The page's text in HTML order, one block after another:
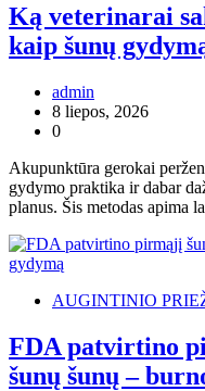
Ką veterinarai
kaip šunų
admin
8 liepos, 2026
0
Akupunktūra gerokai
gydymo praktika ir dabar
planus. Šis metodas apima
AUGINTINIO
FDA patvirtino
šunų šunų –